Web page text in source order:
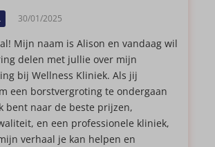
30/01/2025
Mijn naam is Alison en vandaag wil
delen met jullie over mijn
bij Wellness Kliniek. Als jij
een borstvergroting te ondergaan
bent naar de beste prijzen,
en een professionele kliniek,
verhaal je kan helpen en